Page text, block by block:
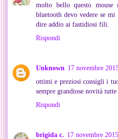
molto bello questo
bluetooth devo vedere se
dire addio ai fastidiosi fili.
Rispondi
Unknown 17 novembre
ottimi e preziosi consigli i
sempre grandiose novità
Rispondi
brigida c. 17 novembre